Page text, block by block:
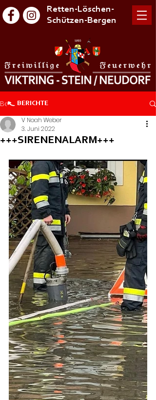
Retten-Löschen-
Schützen-Bergen
Beitrag
+++SIRENENALARM+++
V Noah Weber
3. Juni 2022
BERICHTE